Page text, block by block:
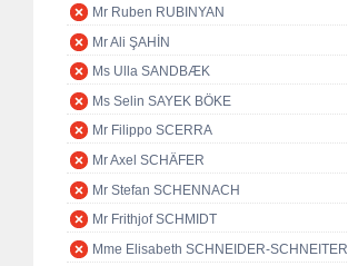
Mr Ruben RUBINYAN
Mr Ali ŞAHİN
Ms Ulla SANDBÆK
Ms Selin SAYEK BÖKE
Mr Filippo SCERRA
Mr Axel SCHÄFER
Mr Stefan SCHENNACH
Mr Frithjof SCHMIDT
Mme Elisabeth SCHNEIDER-SCHNEITER